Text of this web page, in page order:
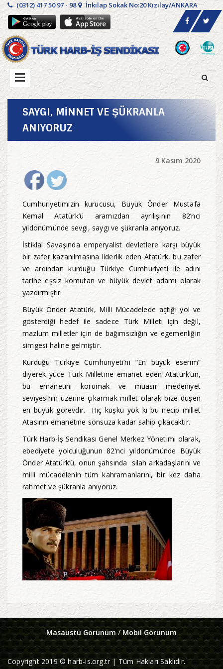
(0312) 417 50 97 - 98 İnkılap Sokak No:20 Kızılay/ANKARA
SAYGI, MİNNET VE ŞÜKRANLA
ANIYORUZ
9 Kasım 2020
Cumhuriyetimizin kurucusu, Büyük Önder Mustafa
Kemal Atatürk’ü aramızdan ayrılışının 82’nci
yıldönümünde sevgi, saygı ve şükranla anıyoruz.
İstiklal Savaşında emperyalist devletlere karşı büyük
bir zafer kazanılmasına liderlik eden Atatürk, bu zafer
ve ardından kurduğu Türkiye Cumhuriyeti ile adını
tarihe eşsiz komutan ve büyük devlet adamı olarak
yazdırmıştır.
Büyük Önder Atatürk, Milli Mücadelede açtığı yol ve
gösterdiği hedef ile sadece Türk Milleti için değil,
mazlum milletler için de bağımsızlığın ve egemenliğin
simgesi haline gelmiştir.
Kurduğu Türkiye Cumhuriyeti’ni “En büyük eserim”
diyerek yüce Türk Milletine emanet eden Atatürk’ün,
bu emanetini korumak ve muasır medeniyet
seviyesinin üzerine çıkarmak millet olarak bize düşen
en büyük görevdir. Hiç kuşku yok ki bu necip millet
Atasının emanetine sonsuza kadar sahip çıkacaktır.
Türk Harb-İş Sendikası Genel Merkez Yönetimi olarak,
ebediyete yolculuğunun 82’nci yıldönümünde Büyük
Önder Atatürk’ü, onun şahsında silah arkadaşlarını ve
milli mücadelenin tüm kahramanlarını, bir kez daha
rahmet ve şükranla anıyoruz.
Masaüstü Görünüm/ Mobil Görünüm
Copyright 2019 © harb-is.org.tr | Tüm Hakları Saklıdır.